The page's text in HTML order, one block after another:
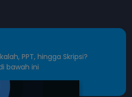
PPT, hingga Skripsi?
bawah ini